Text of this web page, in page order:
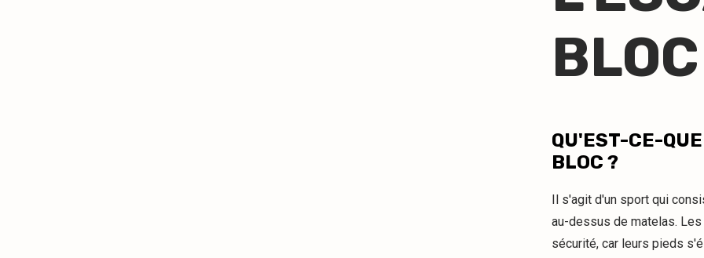
BLOC
QU'EST-CE-
BLOC ?
Il s'agit d'un sport qui
au-dessus de matelas.
sécurité, car leurs pieds